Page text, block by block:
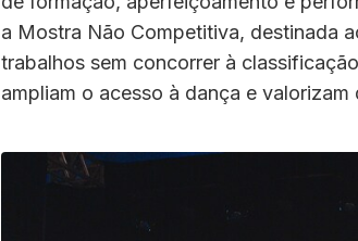
a Mostra Não Competitiva, destinada
trabalhos sem concorrer à
ampliam o acesso à dança e valorizam